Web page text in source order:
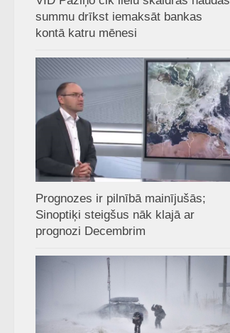
summu drīkst iemaksāt bankas
kontā katru mēnesi
Prognozes ir pilnībā mainījušās;
Sinoptiķi steigšus nāk klajā ar
prognozi Decembrim